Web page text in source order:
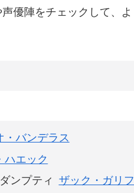
優陣をチェックして、
・バンデラス
ハエック
ンプティ ザック・ガリ